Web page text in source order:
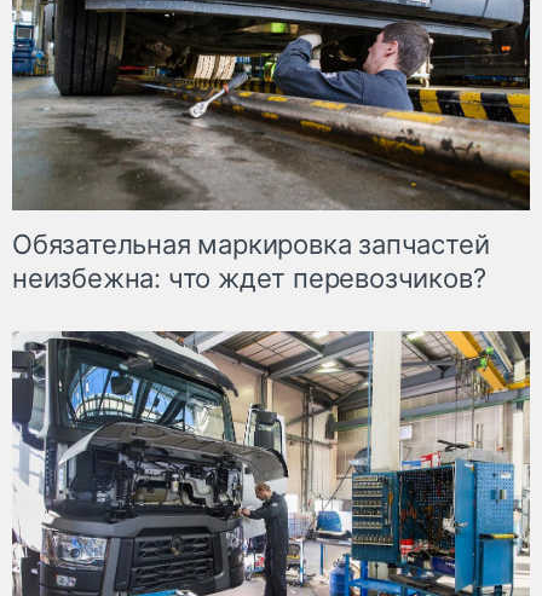
Обязательная маркировка запчастей
неизбежна: что ждет перевозчиков?